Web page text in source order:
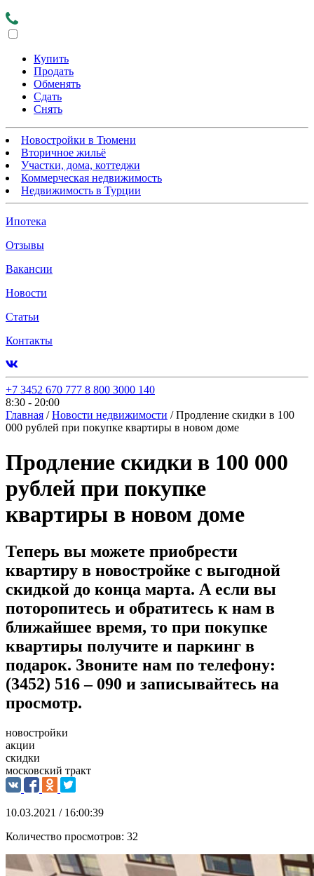
Купить
Продать
Обменять
Сдать
Снять
Новостройки в Тюмени
Вторичное жильё
Участки, дома, коттеджи
Коммерческая недвижимость
Недвижимость в Турции
Ипотека
Отзывы
Вакансии
Новости
Статьи
Контакты
+7 3452 670 777 8 800 3000 140
8:30 - 20:00
Главная / Новости недвижимости / Продление скидки в 100
000 рублей при покупке квартиры в новом доме
Продление скидки в 100 000
рублей при покупке
квартиры в новом доме
Теперь вы можете приобрести
квартиру в новостройке с выгодной
скидкой до конца марта. А если вы
поторопитесь и обратитесь к нам в
ближайшее время, то при покупке
квартиры получите и паркинг в
подарок. Звоните нам по телефону:
(3452) 516 – 090 и записывайтесь на
просмотр.
новостройки
акции
скидки
московский тракт
10.03.2021 / 16:00:39
Количество просмотров: 32